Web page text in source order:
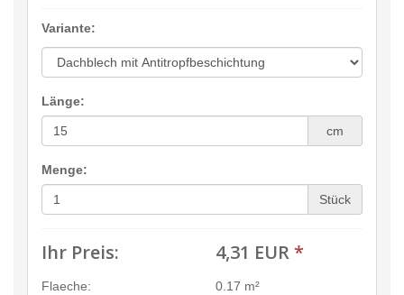
Variante:
Länge:
cm
Menge:
Stück
Ihr Preis: 4,31 EUR*
Flaeche:
0.17 m²